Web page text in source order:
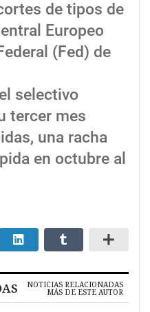
de tipos de
Europeo
(Fed) de
selectivo
tercer mes
una racha
en octubre al
NOTICIAS RELACIONADAS
MÁS DE ESTE AUTOR